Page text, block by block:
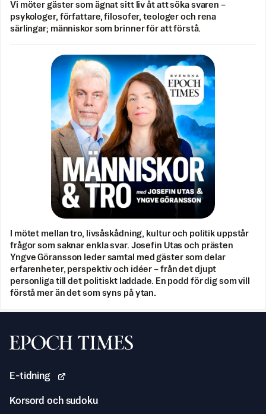
Vi möter gäster som ägnat sitt liv åt att söka svaren –
psykologer, författare, filosofer, teologer och rena
särlingar; människor som brinner för att förstå.
I mötet mellan tro, livsåskådning, kultur och politik uppstår
frågor som saknar enkla svar. Josefin Utas och prästen
Yngve Göransson leder samtal med gäster som delar
erfarenheter, perspektiv och idéer – från det djupt
personliga till det politiskt laddade. En podd för dig som vill
förstå mer än det som syns på ytan.
Svenska Epoch Times
E-tidning
Korsord och sudoku